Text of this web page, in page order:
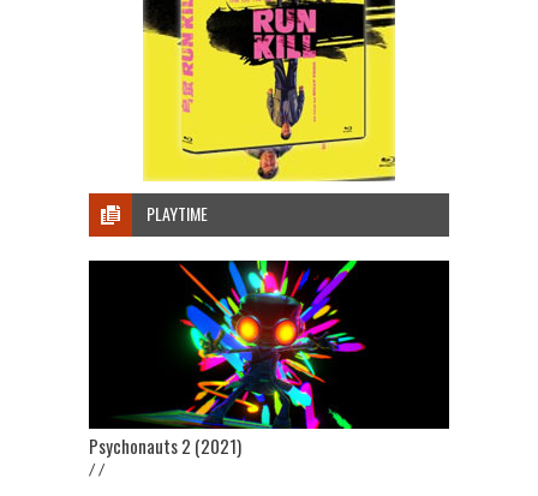
PLAYTIME
Psychonauts 2 (2021)
/ /